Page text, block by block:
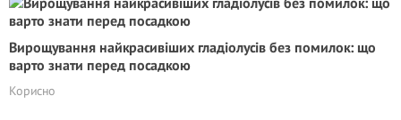
Вирощування найкрасивіших гладіолусів без помилок: що
варто знати перед посадкою
Корисно